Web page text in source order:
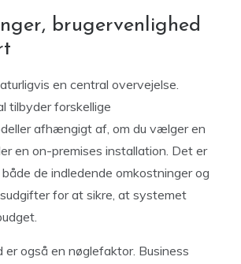
brugervenlighed
en central overvejelse.
tilbyder forskellige
afhængigt af, om du vælger en
en on-premises installation. Det er
de indledende omkostninger og
for at sikre, at systemet
er også en nøglefaktor. Business